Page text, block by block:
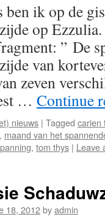
ben ik op de
op
” De
van
zeven
… Continue
nieuws | Tagged carien
, maand van het
, tom thys | Leave
18, 2012byadmin